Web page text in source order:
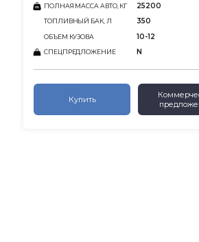
ПОЛНАЯ МАССА АВТО, КГ 25200
ТОПЛИВНЫЙ БАК, Л 350
ОБЪЕМ КУЗОВА 10-12
СПЕЦПРЕДЛОЖЕНИЕ N
Купить